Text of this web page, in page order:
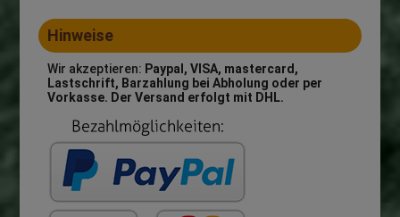
Hinweise
Wir akzeptieren: Paypal, VISA, mastercard,
Lastschrift, Barzahlung bei Abholung oder per
Vorkasse. Der Versand erfolgt mit DHL.